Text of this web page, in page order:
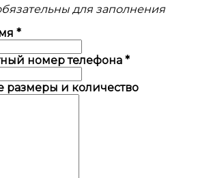
для заполнения
*
номер телефона*
размеры и количество